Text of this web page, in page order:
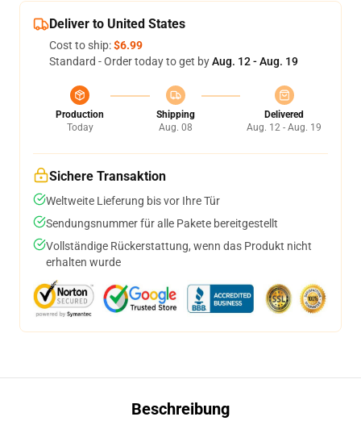
Deliver to United States
Cost to ship:$6.99
Standard - Order today to get byAug. 12 - Aug. 19
Production
Today
Shipping
Aug. 08
Delivered
Aug. 12 - Aug. 19
Sichere Transaktion
Weltweite Lieferung bis vor Ihre Tür
Sendungsnummer für alle Pakete bereitgestellt
Vollständige Rückerstattung, wenn das Produkt nicht
erhalten wurde
Beschreibung